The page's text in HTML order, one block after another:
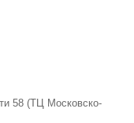
58 (ТЦ Московско-